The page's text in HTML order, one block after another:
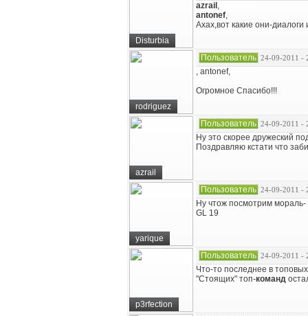
Disturbia
azrail ,
antonef,
Ахах,вот какие они-
rodriguez
Пользователь 24-09-2011 -
, antonef,
Огромное Спасибо!!!
azrail
Пользователь 24-09-2011 -
Ну это скорее дружеский
Поздравляю кстати что
yarique
Пользователь 24-09-2011 -
Ну чтож посмотрим
GL 19
p3rfection
Пользователь 24-09-2011 -
Что-то последнее в
"Стоящих" топ-команд